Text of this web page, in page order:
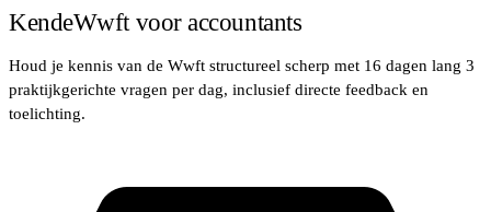
KendeWwft voor accountants
Houd je kennis van de Wwft structureel scherp met 16 dagen lang 3
praktijkgerichte vragen per dag, inclusief directe feedback en
toelichting.